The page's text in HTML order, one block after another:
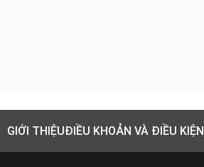
GIỚI THIỆUĐIỀU KHOẢN VÀ ĐIỀU KIỆN